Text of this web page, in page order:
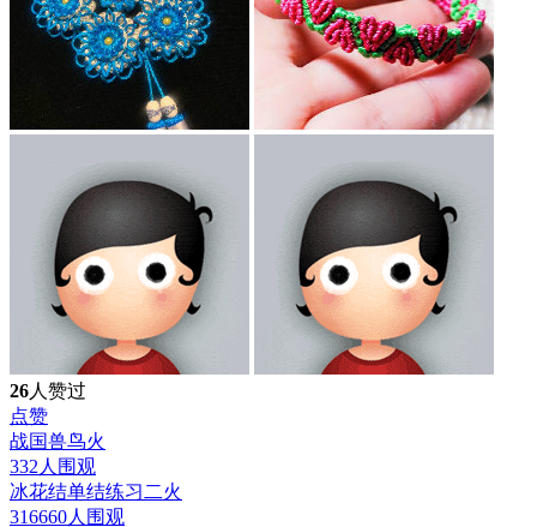
26人赞过
点赞
战国兽鸟火
332人围观
冰花结单结练习二火
316660人围观